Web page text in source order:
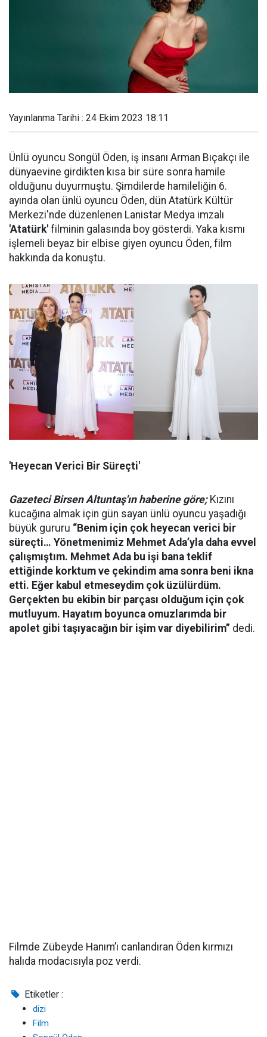
Yayınlanma Tarihi : 24 Ekim 2023 18:11
Ünlü oyuncu Songül Öden, iş insanı Arman Bıçakçı ile
dünyaevine girdikten kısa bir süre sonra hamile
olduğunu duyurmuştu. Şimdilerde hamileliğin 6.
ayında olan ünlü oyuncu Öden, dün Atatürk Kültür
Merkezi'nde düzenlenen Lanistar Medya imzalı
'Atatürk' filminin galasında boy gösterdi. Yaka kısmı
işlemeli beyaz bir elbise giyen oyuncu Öden, film
hakkında da konuştu.
'Heyecan Verici Bir Süreçti'
Gazeteci Birsen Altuntaş'ın haberine göre;Kızını
kucağına almak için gün sayan ünlü oyuncu yaşadığı
büyük gururu “Benim için çok heyecan verici bir
süreçti… Yönetmenimiz Mehmet Ada’yla daha evvel
çalışmıştım. Mehmet Ada bu işi bana teklif
ettiğinde korktum ve çekindim ama sonra beni ikna
etti. Eğer kabul etmeseydim çok üzülürdüm.
Gerçekten bu ekibin bir parçası olduğum için çok
mutluyum. Hayatım boyunca omuzlarımda bir
apolet gibi taşıyacağın bir işim var diyebilirim” dedi.
Filmde Zübeyde Hanım’ı canlandıran Öden kırmızı
halıda modacısıyla poz verdi.
Etiketler :
dizi
Film